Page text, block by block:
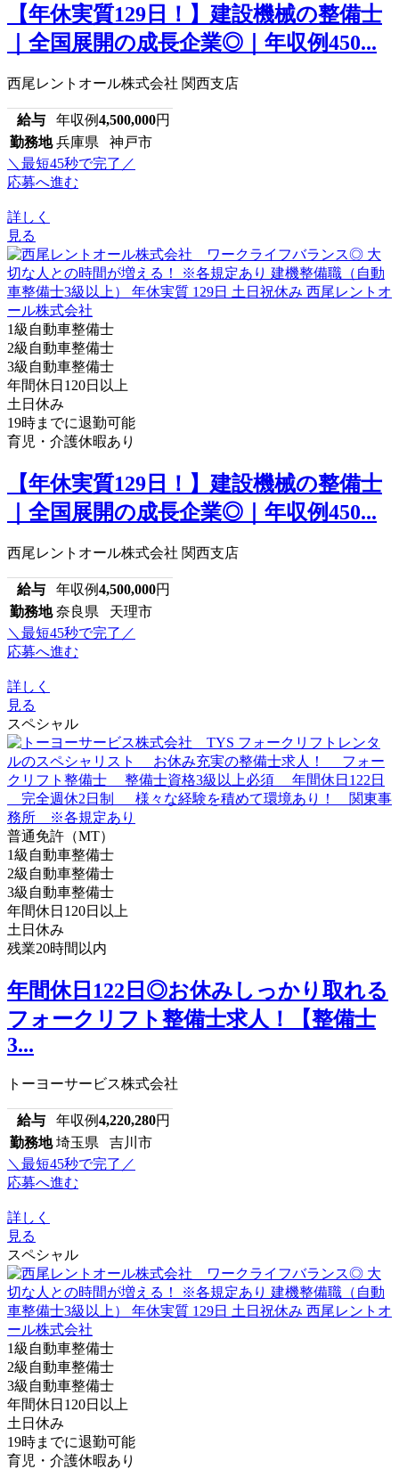
【年休実質129日！】建設機械の整備士
｜全国展開の成長企業◎｜年収例450...
西尾レントオール株式会社 関西支店
給与 年収例4,500,000円
勤務地 兵庫県 神戸市
＼最短45秒で完了／
応募へ進む
詳しく
見る
1級自動車整備士
2級自動車整備士
3級自動車整備士
年間休日120日以上
土日休み
19時までに退勤可能
育児・介護休暇あり
【年休実質129日！】建設機械の整備士
｜全国展開の成長企業◎｜年収例450...
西尾レントオール株式会社 関西支店
給与 年収例4,500,000円
勤務地 奈良県 天理市
＼最短45秒で完了／
応募へ進む
詳しく
見る
スペシャル
普通免許（MT）
1級自動車整備士
2級自動車整備士
3級自動車整備士
年間休日120日以上
土日休み
残業20時間以内
年間休日122日◎お休みしっかり取れる
フォークリフト整備士求人！【整備士
3...
トーヨーサービス株式会社
給与 年収例4,220,280円
勤務地 埼玉県 吉川市
＼最短45秒で完了／
応募へ進む
詳しく
見る
スペシャル
1級自動車整備士
2級自動車整備士
3級自動車整備士
年間休日120日以上
土日休み
19時までに退勤可能
育児・介護休暇あり